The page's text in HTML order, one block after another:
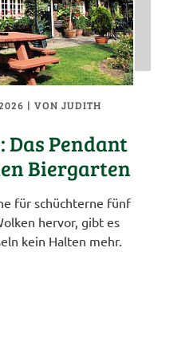
|VON JUDITH
Das Pendant
Biergarten
für schüchterne fünf
hervor, gibt es
kein Halten mehr.